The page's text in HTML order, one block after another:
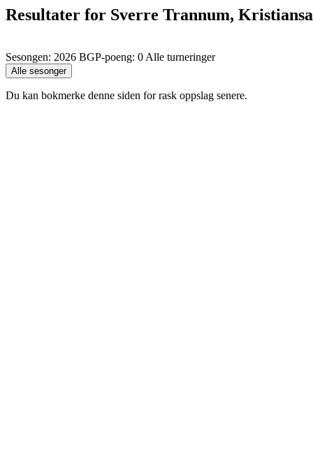
Resultater for Sverre Trannum,
Sesongen: 2026 BGP-poeng: 0 Alle turneringer
Du kan bokmerke denne siden for rask oppslag senere.